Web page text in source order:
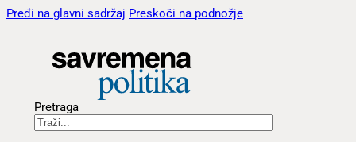
Pređi na glavni sadržaj Preskoči na podnožje
Pretraga